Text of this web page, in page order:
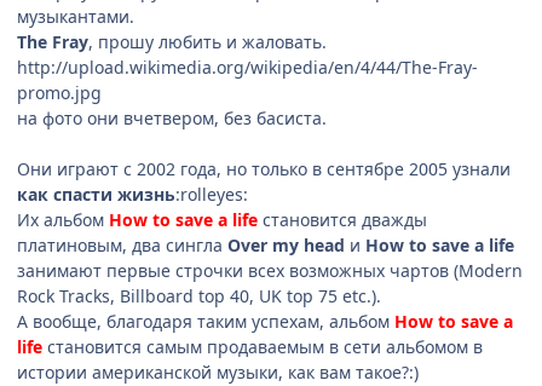
музыкантами.
The Fray, прошу любить и жаловать.
http://upload.wikimedia.org/wikipedia/en/4/44/The-Fray-
promo.jpg
на фото они вчетвером, без басиста.
Они играют с 2002 года, но только в сентябре 2005 узнали
как спасти жизнь:rolleyes:
Их альбом How to save a life становится дважды
платиновым, два сингла Over my head и How to save a life
занимают первые строчки всех возможных чартов (Modern
Rock Tracks, Billboard top 40, UK top 75 etc.).
А вообще, благодаря таким успехам, альбом How to save a
life становится самым продаваемым в сети альбомом в
истории американской музыки, как вам такое?:)